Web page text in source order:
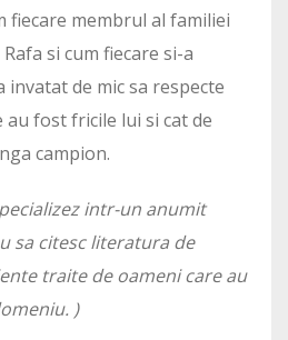
fiecare membrul al familiei
si cum fiecare si-a
de mic sa respecte
au fost fricile lui si cat de
campion.
intr-un anumit
sa citesc literatura de
traite de oameni care au
)